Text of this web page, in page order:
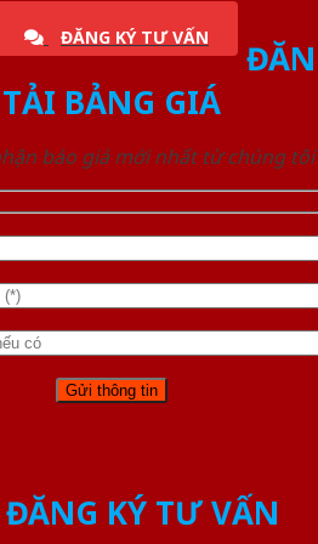
ĐĂNG KÝ TƯ VẤN
TẢI BẢNG GIÁ
báo giá mới nhất từ chúng tôi
ĐĂNG KÝ TƯ VẤN